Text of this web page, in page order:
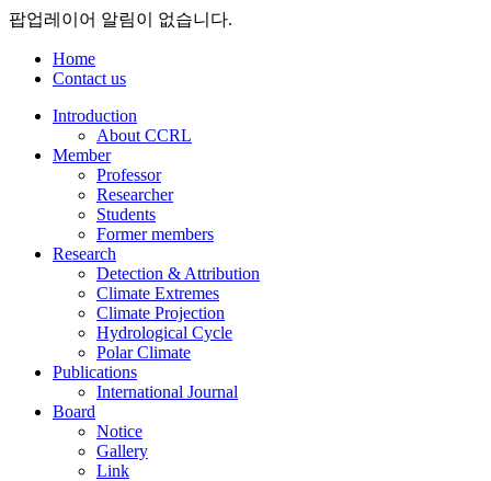
팝업레이어 알림이 없습니다.
Home
Contact us
Introduction
About CCRL
Member
Professor
Researcher
Students
Former members
Research
Detection & Attribution
Climate Extremes
Climate Projection
Hydrological Cycle
Polar Climate
Publications
International Journal
Board
Notice
Gallery
Link